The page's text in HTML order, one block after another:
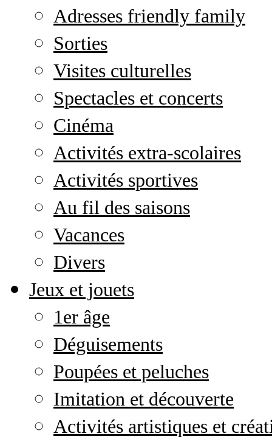
Adresses friendly family
Sorties
Visites culturelles
Spectacles et concerts
Cinéma
Activités extra-scolaires
Activités sportives
Au fil des saisons
Vacances
Divers
Jeux et jouets
1er âge
Déguisements
Poupées et peluches
Imitation et découverte
Activités artistiques et